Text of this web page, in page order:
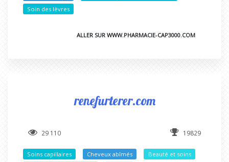
Soin des lèvres
ALLER SUR WWW.PHARMACIE-CAP3000.COM
renefurterer.com
29 110 19829
Soins capillaires Cheveux abîmés
Beauté et soins